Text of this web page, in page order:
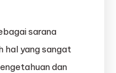
sarana
hal yang sangat
dan